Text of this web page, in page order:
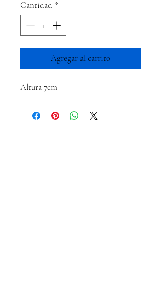
Cantidad *
Agregar al carrito
Altura 7cm